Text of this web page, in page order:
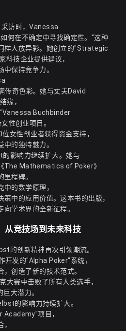
访时，Vanessa
何在不确定中寻找确定性。"这种
样大放异彩。她创立的"Strategic
科技企业提供建议，
保持竞争力。
传奇色彩。她与丈夫David
缘，
Buchbinder
性创业项目。
女性创业者获得资金支持，
的独特魅力。
影响力继续扩大。她与
The Mathematics of Poker》
程碑。
的数学原理，
中的应用价值。这本书的出版，
学术界的全新征程。
从竞技场到未来科技
的创新精神再次引领潮流。
开发的"Alpha Poker"系统，
创造了新的技术范式。
大赛中击败了所有人类选手，
大潜力。
的影响力持续扩大。
项目，